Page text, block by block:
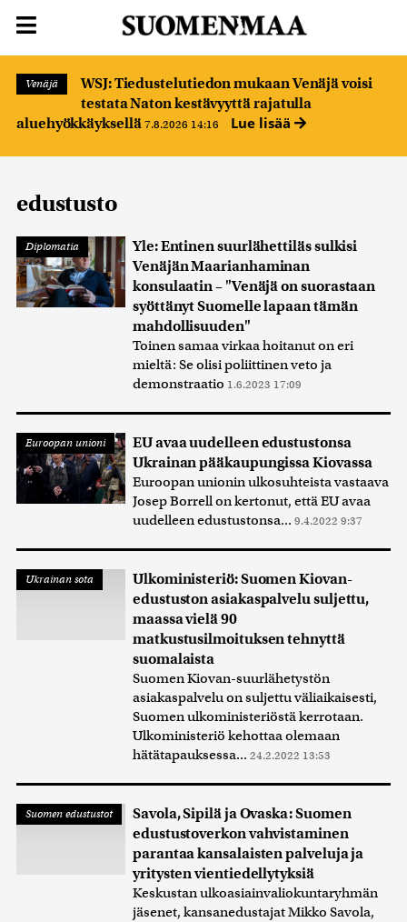
Venäjä
WSJ: Tiedustelutiedon mukaan Venäjä voisi
testata Naton kestävyyttä rajatulla
aluehyökkäyksellä 7.8.2026 14:16 Lue lisää
edustusto
Diplomatia
Yle: Entinen suurlähettiläs sulkisi
Venäjän Maarianhaminan
konsulaatin – "Venäjä on suorastaan
syöttänyt Suomelle lapaan tämän
mahdollisuuden"
Toinen samaa virkaa hoitanut on eri
mieltä: Se olisi poliittinen veto ja
demonstraatio 1.6.2023 17:09
Euroopan unioni
EU avaa uudelleen edustustonsa
Ukrainan pääkaupungissa Kiovassa
Euroopan unionin ulkosuhteista vastaava
Josep Borrell on kertonut, että EU avaa
uudelleen edustustonsa... 9.4.2022 9:37
Ukrainan sota
Ulkoministeriö: Suomen Kiovan-
edustuston asiakaspalvelu suljettu,
maassa vielä 90
matkustusilmoituksen tehnyttä
suomalaista
Suomen Kiovan-suurlähetystön
asiakaspalvelu on suljettu väliaikaisesti,
Suomen ulkoministeriöstä kerrotaan.
Ulkoministeriö kehottaa olemaan
hätätapauksessa... 24.2.2022 13:53
Suomen edustustot
Savola, Sipilä ja Ovaska: Suomen
edustustoverkon vahvistaminen
parantaa kansalaisten palveluja ja
yritysten vientiedellytyksiä
Keskustan ulkoasiainvaliokuntaryhmän
jäsenet, kansanedustajat Mikko Savola,